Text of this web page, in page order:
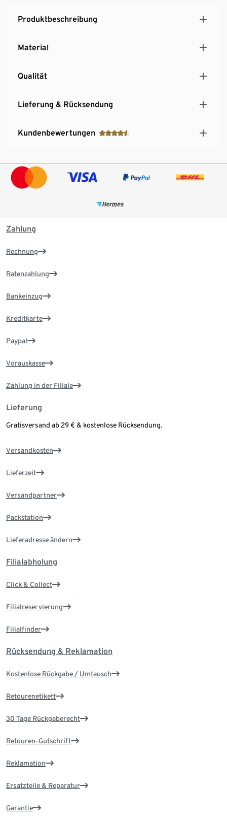
Produktbeschreibung
Material
Qualität
Lieferung & Rücksendung
Kundenbewertungen
Zahlung
Rechnung
Ratenzahlung
Bankeinzug
Kreditkarte
Paypal
Vorauskasse
Zahlung in der Filiale
Lieferung
Gratisversand ab 29 € & kostenlose Rücksendung.
Versandkosten
Lieferzeit
Versandpartner
Packstation
Lieferadresse ändern
Filialabholung
Click & Collect
Filialreservierung
Filialfinder
Rücksendung & Reklamation
Kostenlose Rückgabe / Umtausch
Retourenetikett
30 Tage Rückgaberecht
Retouren-Gutschrift
Reklamation
Ersatzteile & Reparatur
Garantie